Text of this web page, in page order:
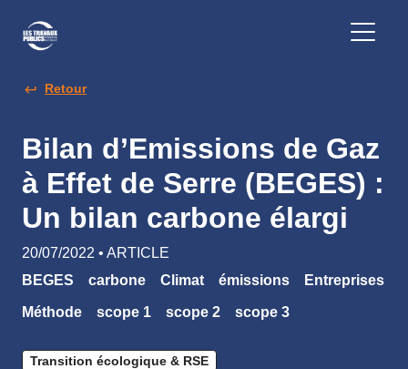
Retour
Bilan d’Emissions de Gaz
à Effet de Serre (BEGES) :
Un bilan carbone élargi
20/07/2022 • ARTICLE
BEGES
carbone Climat émissions Entreprises
Méthode scope 1 scope 2 scope 3
Transition écologique & RSE